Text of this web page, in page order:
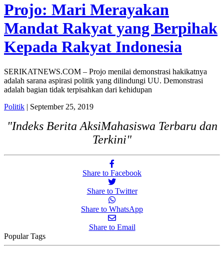
Projo: Mari Merayakan
Mandat Rakyat yang Berpihak
Kepada Rakyat Indonesia
SERIKATNEWS.COM – Projo menilai demonstrasi hakikatnya
adalah sarana aspirasi politik yang dilindungi UU. Demonstrasi
adalah bagian tidak terpisahkan dari kehidupan
Politik | September 25, 2019
"Indeks Berita AksiMahasiswa Terbaru dan
Terkini"
Share to Facebook
Share to Twitter
Share to WhatsApp
Share to Email
Popular Tags